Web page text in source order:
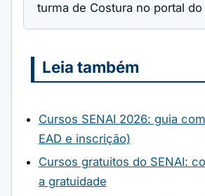
turma de Costura no portal do
Leia também
Cursos SENAI 2026: guia
EAD e inscrição)
Cursos gratuitos do SENAI:
a gratuidade